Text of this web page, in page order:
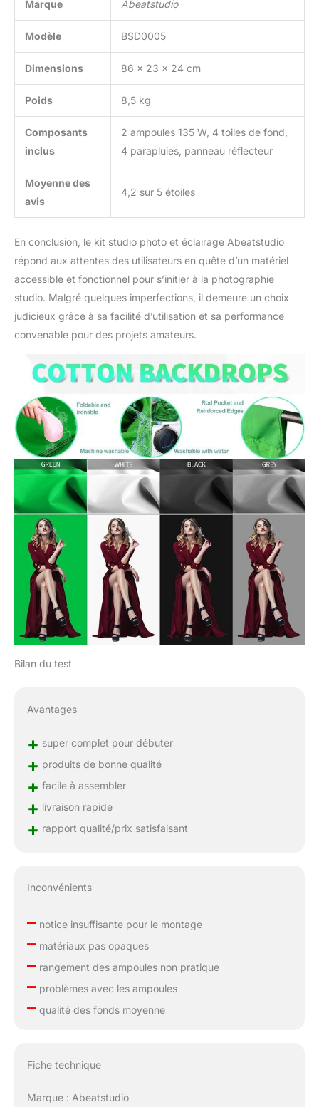
d'aluminium avec une
finition noire
professionnelle. 2x
(79"/200cm de hauteur),
supporte toutes les
d'équipement photo
comme le réflecteur, la
boîte à lumière, les
parapluie, l'arrière-plan,
up de 60 cm avec 5
surfaces différentes (or,
argent, blanc,
translucide, noir) pour
faire rebondir, bloquer,
diffuser la lumière de
n'importe quelle source
surfaces, plus
d'utilisations. Nouveau
en une seule pièce. Le
cadre en acier flexible
vous permet de le plier
facilement dans le sac à
fermeture éclair.
Marque Abeatstudio
Modèle BSD0005
Dimensions 86 x 23 x 24 cm
Poids 8,5 kg
Composants
inclus
2 ampoules 135 W, 4 toiles de fond,
4 parapluies, panneau réflecteur
Moyenne des
avis
4,2 sur 5 étoiles
En conclusion, le kit studio photo et éclairage Abeatstudio
répond aux attentes des utilisateurs en quête d’un matériel
accessible et fonctionnel pour s’initier à la photographie
studio. Malgré quelques imperfections, il demeure un choix
judicieux grâce à sa facilité d’utilisation et sa performance
convenable pour des projets amateurs.
Bilan du test
Avantages
+ super complet pour débuter
+ produits de bonne qualité
+ facile à assembler
+ livraison rapide
+ rapport qualité/prix satisfaisant
Inconvénients
–notice insuffisante pour le montage
–matériaux pas opaques
–rangement des ampoules non pratique
–problèmes avec les ampoules
–qualité des fonds moyenne
Fiche technique
Marque : Abeatstudio